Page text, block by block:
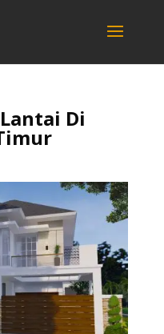
Di